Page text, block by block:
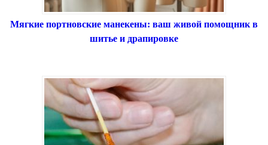
Мягкие портновские манекены: ваш живой помощник в
шитье и драпировке